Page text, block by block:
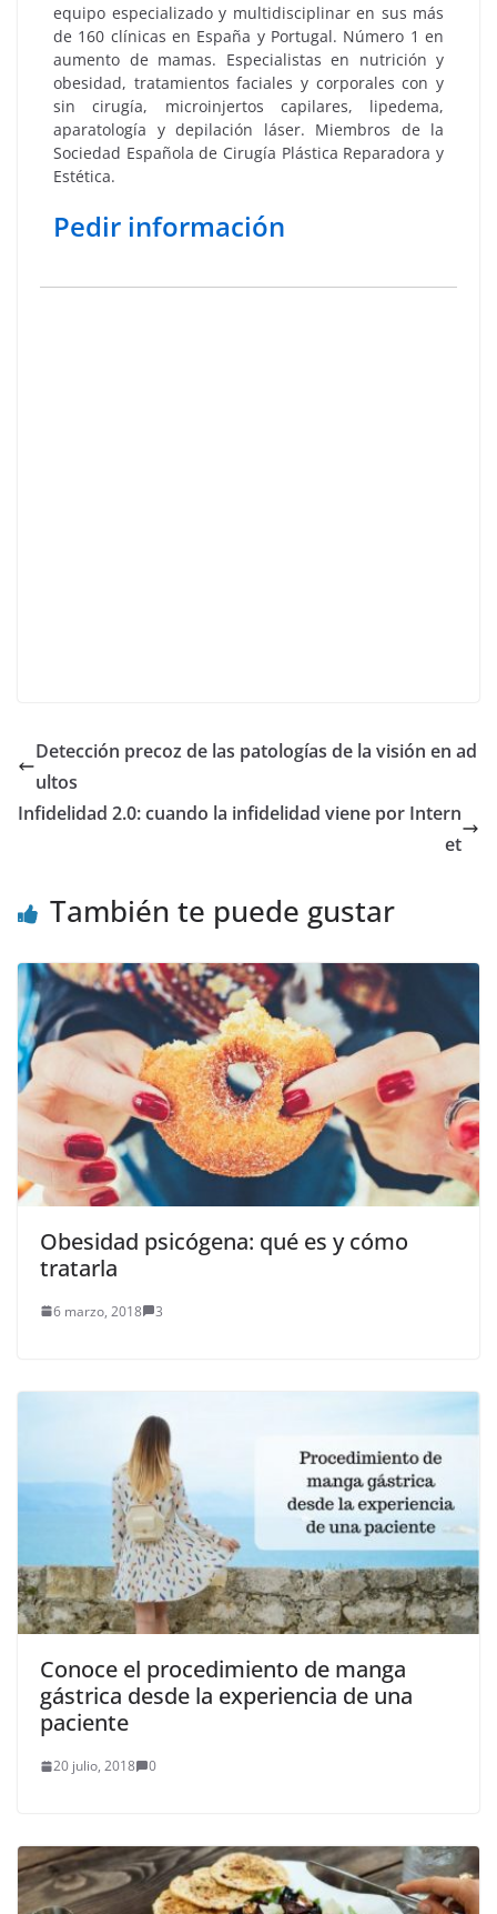
equipo especializado y multidisciplinar en sus más
de 160 clínicas en España y Portugal. Número 1 en
aumento de mamas. Especialistas en nutrición y
obesidad, tratamientos faciales y corporales con y
sin cirugía, microinjertos capilares, lipedema,
aparatología y depilación láser. Miembros de la
Sociedad Española de Cirugía Plástica Reparadora y
Estética.
Pedir información
Detección precoz de las patologías de la visión en ad
ultos
Infidelidad 2.0: cuando la infidelidad viene por Intern
et
También te puede gustar
Obesidad psicógena: qué es y cómo
tratarla
6 marzo, 2018 3
Conoce el procedimiento de manga
gástrica desde la experiencia de una
paciente
20 julio, 2018 0